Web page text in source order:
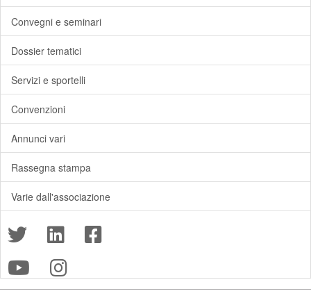
Convegni e seminari
Dossier tematici
Servizi e sportelli
Convenzioni
Annunci vari
Rassegna stampa
Varie dall'associazione